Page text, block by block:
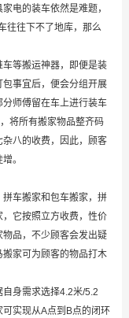
电的装车依然是难题，
往往下不了地库，那么
等搬运神器，即便是装
事宜后，便会分组开展
师傅留在车上进行装车
将所有搬家物品整齐码
八的收费，因此，顾客
。
车搬家和包车搬家，拼
它按照立方收费，性价
品，不少顾客会发出疑
家可为顾客的物品打木
身需求选择4.2米/5.2
实现从A点到B点的闭环